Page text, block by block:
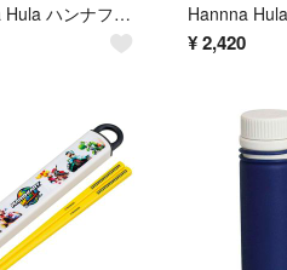
Hannna Hula ハンナフラ TNS-WC 保温保冷バッグ
¥2,420